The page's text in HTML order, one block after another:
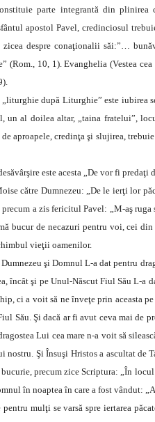
parte integrantă din plinirea
apostol Pavel, credinciosul
despre conaţionalii săi:”…
(Rom., 10, 1). Evanghelia (Vestea
„liturghie după Liturghie” este
un al doilea altar, „taina fratelui”,
aproapele, credinţa şi slujirea,
este acesta „De vor fi
către Dumnezeu: „De le ierţi lor
precum a zis fericitul Pavel: „M-aş
bucur de necazuri pentru voi, cei
vieţii oamenilor.
şi Domnul L-a dat pentru
încât şi pe Unul-Născut Fiul Său L-a
ci a voit să ne înveţe prin aceasta
Său. Şi dacă ar fi avut ceva mai de
Lui cea mare n-a voit să
nostru. Şi Însuşi Hristos a ascultat de
bucurie, precum zice Scriptura: „În
în noaptea în care a fost vândut:
pentru mulţi se varsă spre iertarea